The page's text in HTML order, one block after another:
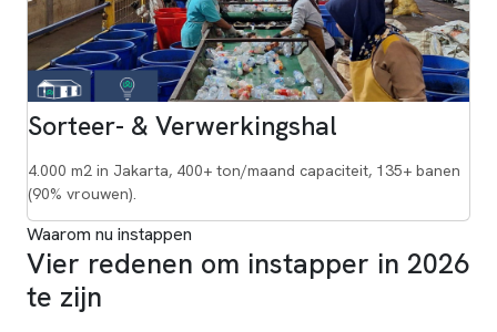
Sorteer- & Verwerkingshal
4.000 m2 in Jakarta, 400+ ton/maand capaciteit, 135+ banen
(90% vrouwen).
Waarom nu instappen
Vier redenen om instapper in 2026
te zijn